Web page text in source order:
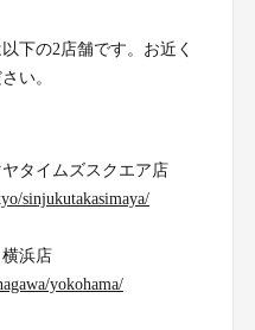
下の2店舗です。お近く
い。
タイムズスクエア店
sinjukutakasimaya/
横浜店
yokohama/